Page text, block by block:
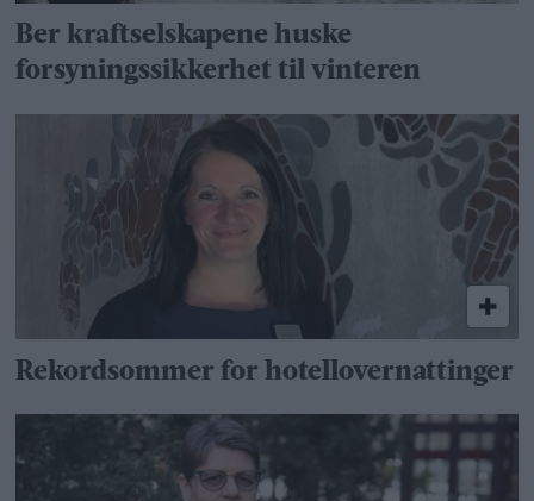
Ber kraftselskapene huske
forsyningssikkerhet til vinteren
Rekordsommer for hotellovernattinger